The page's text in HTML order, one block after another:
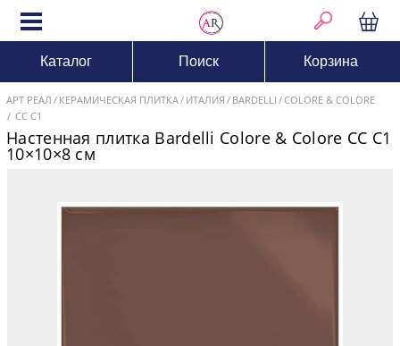
Каталог Поиск Корзина
АРТ РЕАЛ КЕРАМИЧЕСКАЯ ПЛИТКА ИТАЛИЯ BARDELLI COLORE & COLORE
CC C1
Настенная плитка Bardelli Colore & Colore CC C1
10×10×8 см